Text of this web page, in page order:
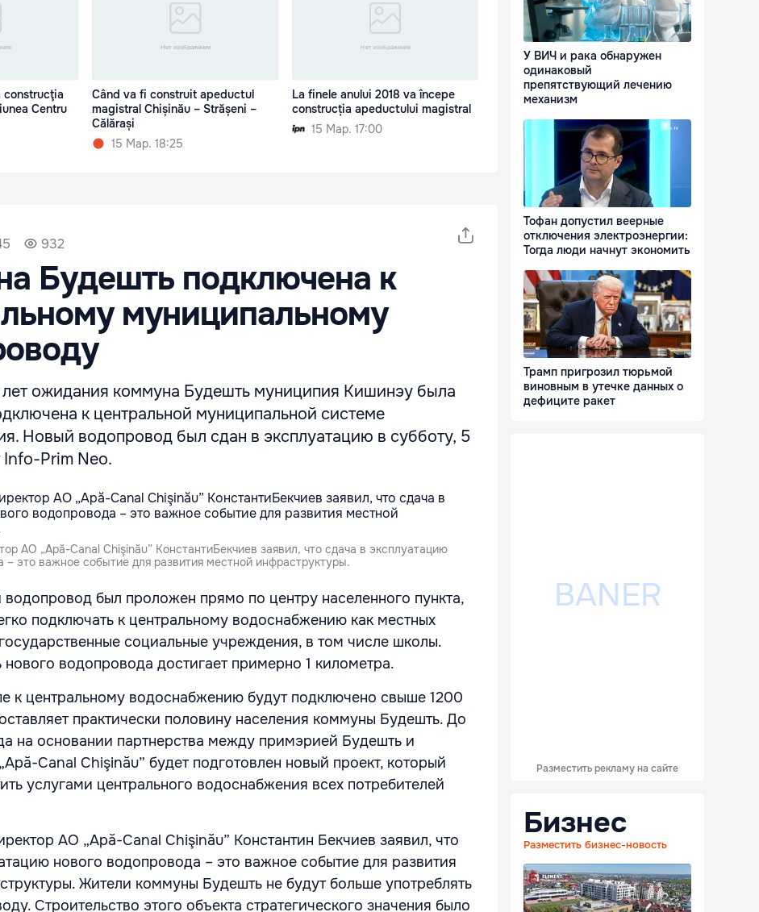
construcţia
Centru
Când va fi construit apeductul
magistral Chișinău – Strășeni –
Călărași
15 Мар. 18:25
La finele anului 2018 va începe
construcția apeductului magistral
15 Мар. 17:00
932
Будешть подключена к
муниципальному
ожидания коммуна Будешть муниципия Кишинэу была
к центральной муниципальной системе
Новый водопровод был сдан в эксплуатацию в субботу, 5
Info-Prim Neo.
АО „Apă-Canal Chişinău” КонстантиБекчиев заявил, что сдача в эксплуатацию
– это важное событие для развития местной инфраструктуры.
водопровод был проложен прямо по центру населенного пункта,
подключать к центральному водоснабжению как местных
социальные учреждения, в том числе школы.
водопровода достигает примерно 1 километра.
к центральному водоснабжению будут подключено свыше 1200
практически половину населения коммуны Будешть. До
на основании партнерства между примэрией Будешть и
Canal Chişinău” будет подготовлен новый проект, который
услугами центрального водоснабжения всех потребителей
АО „Apă-Canal Chişinău” Константин Бекчиев заявил, что
нового водопровода – это важное событие для развития
Жители коммуны Будешть не будут больше употреблять
Строительство этого объекта стратегического значения было
У ВИЧ и рака обнаружен
одинаковый
препятствующий лечению
механизм
Тофан допустил веерные
отключения электроэнергии:
Тогда люди начнут экономить
Трамп пригрозил тюрьмой
виновным в утечке данных о
дефиците ракет
Разместить рекламу на сайте
Бизнес
Разместить бизнес-новость